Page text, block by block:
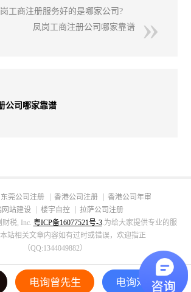
工商注册服务好的是哪家公司?
凤岗工商注册公司哪家靠谱
公司哪家靠谱
东莞公司注册 香港公司注册
香港公司年审
网站建设
楼宇自控
拉萨公司注册
财税, Inc. 粤ICP备16077521号-3.为给大家提供专业的服
站相关文章内容如有过时或错误，欢迎指正
（QQ:1344049882）
电询曾先生 电询邓小姐